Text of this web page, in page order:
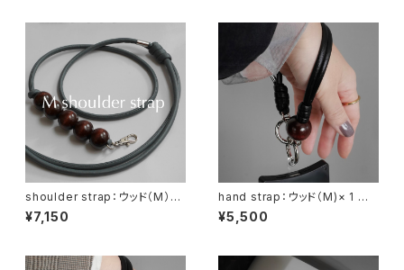
shoulder strap：ウッド（M）×
5 ブラウン / グレー
¥7,150
hand strap：ウッド（M)× 1 ブラ
ウン / ブラック
¥5,500